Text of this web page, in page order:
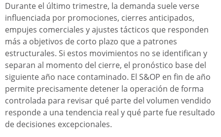
Durante el último trimestre, la demanda suele verse
influenciada por promociones, cierres anticipados,
empujes comerciales y ajustes tácticos que responden
más a objetivos de corto plazo que a patrones
estructurales. Si estos movimientos no se identifican y
separan al momento del cierre, el pronóstico base del
siguiente año nace contaminado. El S&OP en fin de año
permite precisamente detener la operación de forma
controlada para revisar qué parte del volumen vendido
responde a una tendencia real y qué parte fue resultado
de decisiones excepcionales.